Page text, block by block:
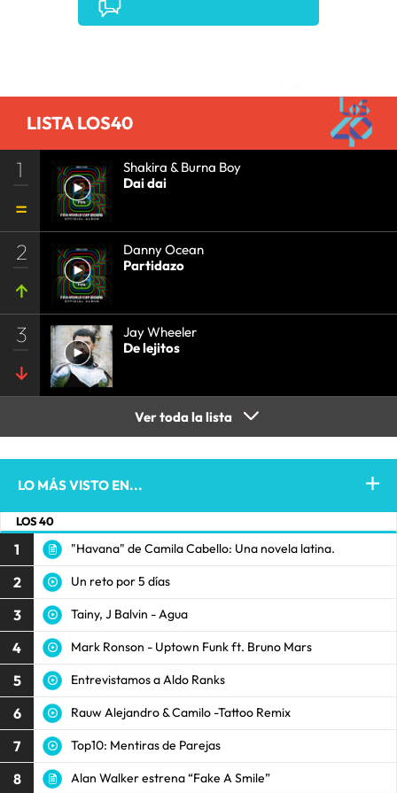
LISTA LOS40
1
Shakira & Burna Boy
Dai dai
2
Danny Ocean
Partidazo
3
Jay Wheeler
De lejitos
Ver toda la lista
LO MÁS VISTO EN...
LOS 40
1 "Havana" de Camila Cabello: Una novela latina.
2 Un reto por 5 días
3 Tainy, J Balvin - Agua
4 Mark Ronson - Uptown Funk ft. Bruno Mars
5 Entrevistamos a Aldo Ranks
6 Rauw Alejandro & Camilo -Tattoo Remix
7 Top10: Mentiras de Parejas
8 Alan Walker estrena “Fake A Smile”